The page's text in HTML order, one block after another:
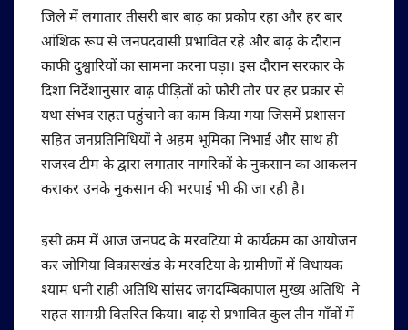
जिले में लगातार तीसरी बार बाढ़ का प्रकोप रहा और हर बार
आंशिक रूप से जनपदवासी प्रभावित रहे और बाढ़ के दौरान
काफी दुश्वारियों का सामना करना पड़ा। इस दौरान सरकार के
दिशा निर्देशानुसार बाढ़ पीड़ितों को फौरी तौर पर हर प्रकार से
यथा संभव राहत पहुंचाने का काम किया गया जिसमें प्रशासन
सहित जनप्रतिनिधियों ने अहम भूमिका निभाई और साथ ही
राजस्व टीम के द्वारा लगातार नागरिकों के नुकसान का आकलन
कराकर उनके नुकसान की भरपाई भी की जा रही है।
इसी क्रम में आज जनपद के मरवटिया मे कार्यक्रम का आयोजन
कर जोगिया विकासखंड के मरवटिया के ग्रामीणों में विधायक
श्याम धनी राही अतिथि सांसद जगदम्बिकापाल मुख्य अतिथि ने
राहत सामग्री वितरित किया। बाढ़ से प्रभावित कुल तीन गाँवों में